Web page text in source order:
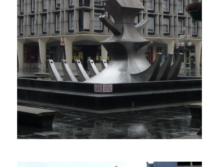
PLUS DE DÉTAILS
SARCELLES